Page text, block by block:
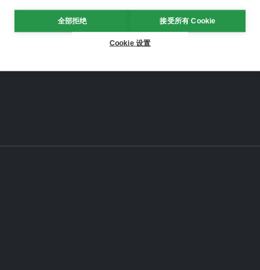
全部拒绝 接受所有 Cookie
Cookie 设置